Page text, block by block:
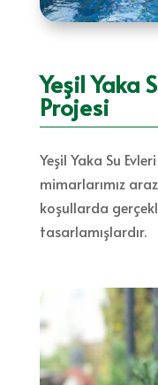
Yeşil Yaka
Projesi
Yeşil Yaka Su
mimarlarımız
koşullarda
tasarlamışlardır.